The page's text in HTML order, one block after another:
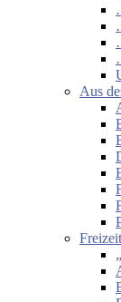
Aus
Freizeit